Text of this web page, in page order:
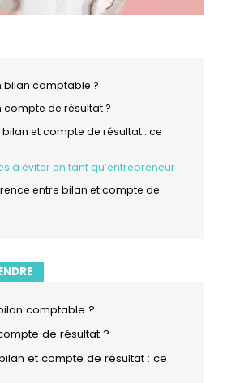
bilan comptable ?
compte de résultat ?
et compte de résultat : ce
à éviter en tant qu’entrepreneur
entre bilan et compte de
comptable ?
de résultat ?
et compte de résultat : ce